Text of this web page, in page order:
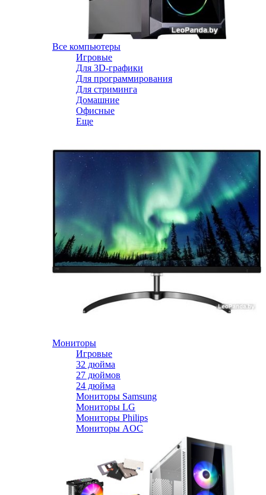
Все компьютеры
Игровые
Для 3D-графики
Для программирования
Для стриминга
Домашние
Офисные
Еще
Мониторы
Игровые
32 дюйма
27 дюймов
24 дюйма
Мониторы Samsung
Мониторы LG
Мониторы Philips
Мониторы AOC